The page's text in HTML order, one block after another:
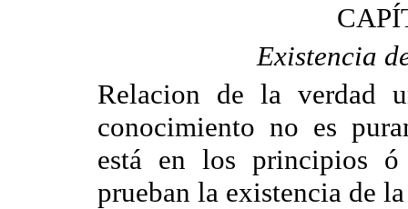
Existencia
Relacion de la verdad
conocimiento no es
está en los principios ó
prueban la existencia de